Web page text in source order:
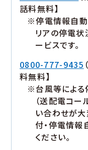
話料無料】
※停電情報自動
リアの停電状
ービスです。
0800-777-9435
料無料】
※台風等による
（送配電コー
い合わせが大
付・停電情
ください。